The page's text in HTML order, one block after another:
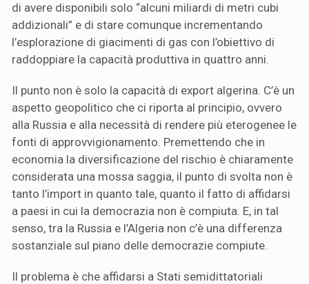
di avere disponibili solo “alcuni miliardi di metri cubi
addizionali” e di stare comunque incrementando
l’esplorazione di giacimenti di gas con l’obiettivo di
raddoppiare la capacità produttiva in quattro anni.
Il punto non è solo la capacità di export algerina. C’è un
aspetto geopolitico che ci riporta al principio, ovvero
alla Russia e alla necessità di rendere più eterogenee le
fonti di approvvigionamento. Premettendo che in
economia la diversificazione del rischio è chiaramente
considerata una mossa saggia, il punto di svolta non è
tanto l’import in quanto tale, quanto il fatto di affidarsi
a paesi in cui la democrazia non è compiuta. E, in tal
senso, tra la Russia e l’Algeria non c’è una differenza
sostanziale sul piano delle democrazie compiute.
Il problema è che affidarsi a Stati semidittatoriali